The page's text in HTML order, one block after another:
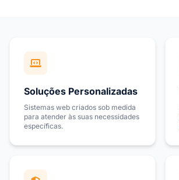
Soluções Personalizadas
Sistemas web criados sob medida
para atender às suas necessidades
específicas.